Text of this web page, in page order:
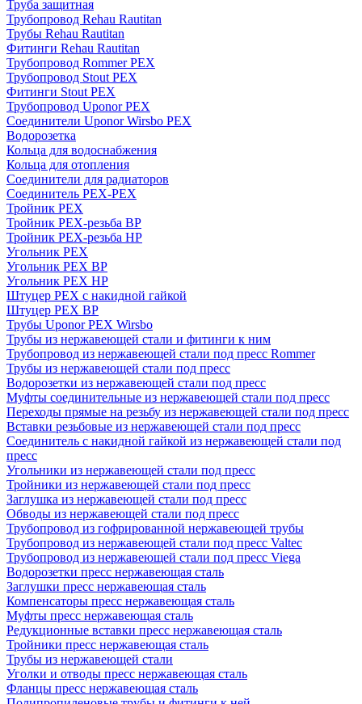
Труба защитная
Трубопровод Rehau Rautitan
Трубы Rehau Rautitan
Фитинги Rehau Rautitan
Трубопровод Rommer PEX
Трубопровод Stout PEX
Фитинги Stout PEX
Трубопровод Uponor PEX
Соединители Uponor Wirsbo PEX
Водорозетка
Кольца для водоснабжения
Кольца для отопления
Соединители для радиаторов
Соединитель PEX-PEX
Тройник PEX
Тройник PEX-резьба ВР
Тройник PEX-резьба НР
Угольник PEX
Угольник PEX ВР
Угольник PEX НР
Штуцер PEX c накидной гайкой
Штуцер PEX ВР
Трубы Uponor PEX Wirsbo
Трубы из нержавеющей стали и фитинги к ним
Трубопровод из нержавеющей стали под пресс Rommer
Трубы из нержавеющей стали под пресс
Водорозетки из нержавеющей стали под пресс
Муфты соединительные из нержавеющей стали под пресс
Переходы прямые на резьбу из нержавеющей стали под пресс
Вставки резьбовые из нержавеющей стали под пресс
Соединитель с накидной гайкой из нержавеющей стали под
пресс
Угольники из нержавеющей стали под пресс
Тройники из нержавеющей стали под пресс
Заглушка из нержавеющей стали под пресс
Обводы из нержавеющей стали под пресс
Трубопровод из гофрированной нержавеющей трубы
Трубопровод из нержавеющей стали под пресс Valtec
Трубопровод из нержавеющей стали под пресс Viega
Водорозетки пресс нержавеющая сталь
Заглушки пресс нержавеющая сталь
Компенсаторы пресс нержавеющая сталь
Муфты пресс нержавеющая сталь
Редукционные вставки пресс нержавеющая сталь
Тройники пресс нержавеющая сталь
Трубы из нержавеющей стали
Уголки и отводы пресс нержавеющая сталь
Фланцы пресс нержавеющая сталь